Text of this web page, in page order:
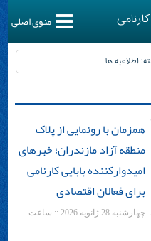
منوی اصلی
اطلاعیه ها
همزمان با رونمایی از پلاک
منطقه آزاد مازندران؛ خبرهای
امیدوارکننده بابایی کارنامی
برای فعالان اقتصادی
چهارشنبه 28 ژانویه 2026 :: ساعت